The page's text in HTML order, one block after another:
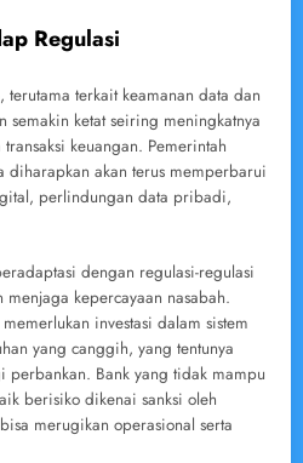
Regulasi
terkait keamanan data dan
semakin ketat seiring meningkatnya
keuangan. Pemerintah
diharapkan akan terus memperbarui
perlindungan data pribadi,
dengan regulasi-regulasi
kepercayaan nasabah.
investasi dalam sistem
yang canggih, yang tentunya
Bank yang tidak mampu
berisiko dikenai sanksi oleh
merugikan operasional serta